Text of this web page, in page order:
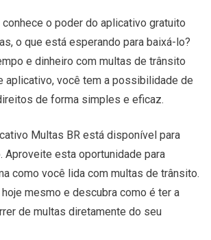
conhece o poder do aplicativo gratuito
o que está esperando para baixá-lo?
e dinheiro com multas de trânsito
aplicativo, você tem a possibilidade de
de forma simples e eficaz.
Multas BR está disponível para
Aproveite esta oportunidade para
como você lida com multas de trânsito.
mesmo e descubra como é ter a
de multas diretamente do seu